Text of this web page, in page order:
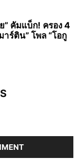
” คัมแบ็ก! ครอง 4
ร์ติน” โพล “โอกู